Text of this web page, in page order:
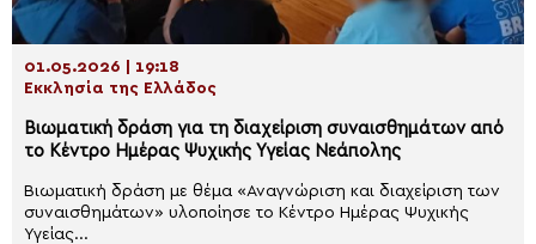
01.05.2026 | 19:18
Εκκλησία της Ελλάδος
Βιωματική δράση για τη διαχείριση συναισθημάτων από
το Κέντρο Ημέρας Ψυχικής Υγείας Νεάπολης
Βιωματική δράση με θέμα «Αναγνώριση και διαχείριση των
συναισθημάτων» υλοποίησε το Κέντρο Ημέρας Ψυχικής
Υγείας...